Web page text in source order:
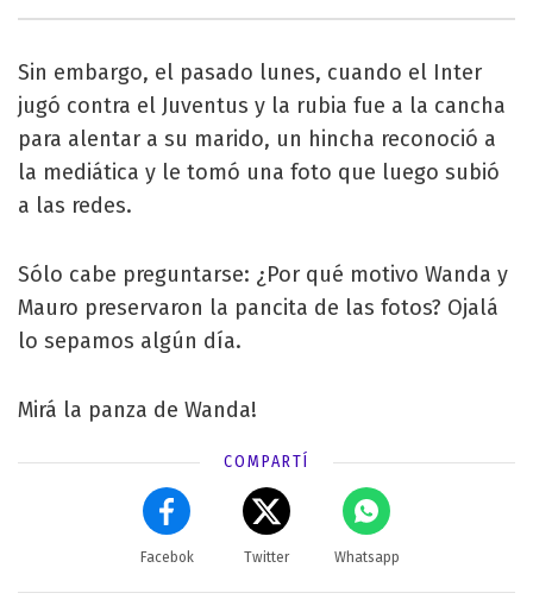
Sin embargo, el pasado lunes, cuando el Inter
jugó contra el Juventus y la rubia fue a la cancha
para alentar a su marido, un hincha reconoció a
la mediática y le tomó una foto que luego subió
a las redes.
Sólo cabe preguntarse: ¿Por qué motivo Wanda y
Mauro preservaron la pancita de las fotos? Ojalá
lo sepamos algún día.
Mirá la panza de Wanda!
COMPARTÍ
Facebok Twitter Whatsapp